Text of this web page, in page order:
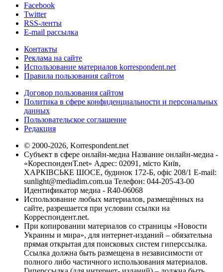
Facebook
Twitter
RSS-ленты
E-mail рассылка
Контакты
Реклама на сайте
Использование материалов korrespondent.net
Правила пользования сайтом
Договор пользования сайтом
Политика в сфере конфиденциальности и персональных
данных
Пользовательское соглашение
Редакция
© 2000-2026, Korrespondent.net
Субъект в сфере онлайн-медиа Название онлайн-медиа -
«КореспонденТ.net» Адрес: 02091, місто Київ,
ХАРКІВСЬКЕ ШОСЕ, будинок 172-Б, офіс 208/1 E-mail:
sunlight@mediadim.com.ua Телефон: 044-205-43-00
Идентификатор медиа - R40-06068
Использование любых материалов, размещённых на
сайте, разрешается при условии ссылки на
Корреспондент.net.
При копировании материалов со страницы «Новости
Украины и мира», для интернет-изданий – обязательна
прямая открытая для поисковых систем гиперссылка.
Ссылка должна быть размещена в независимости от
полного либо частичного использования материалов.